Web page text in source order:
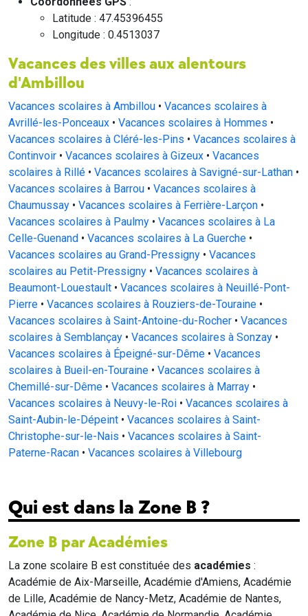
Latitude : 47.45396455
Longitude : 0.4513037
Vacances des villes aux alentours
d'Ambillou
Vacances scolaires à Ambillou • Vacances scolaires à
Avrillé-les-Ponceaux • Vacances scolaires à Hommes •
Vacances scolaires à Cléré-les-Pins • Vacances scolaires à
Continvoir • Vacances scolaires à Gizeux • Vacances
scolaires à Rillé • Vacances scolaires à Savigné-sur-Lathan •
Vacances scolaires à Barrou • Vacances scolaires à
Chaumussay • Vacances scolaires à Ferrière-Larçon •
Vacances scolaires à Paulmy • Vacances scolaires à La
Celle-Guenand • Vacances scolaires à La Guerche •
Vacances scolaires au Grand-Pressigny • Vacances
scolaires au Petit-Pressigny • Vacances scolaires à
Beaumont-Louestault • Vacances scolaires à Neuillé-Pont-
Pierre • Vacances scolaires à Rouziers-de-Touraine •
Vacances scolaires à Saint-Antoine-du-Rocher • Vacances
scolaires à Semblançay • Vacances scolaires à Sonzay •
Vacances scolaires à Épeigné-sur-Dême • Vacances
scolaires à Bueil-en-Touraine • Vacances scolaires à
Chemillé-sur-Dême • Vacances scolaires à Marray •
Vacances scolaires à Neuvy-le-Roi • Vacances scolaires à
Saint-Aubin-le-Dépeint • Vacances scolaires à Saint-
Christophe-sur-le-Nais • Vacances scolaires à Saint-
Paterne-Racan • Vacances scolaires à Villebourg
Qui est dans la Zone B ?
Zone B par Académies
La zone scolaire B est constituée des académies :
Académie de Aix-Marseille, Académie d'Amiens, Académie
de Lille, Académie de Nancy-Metz, Académie de Nantes,